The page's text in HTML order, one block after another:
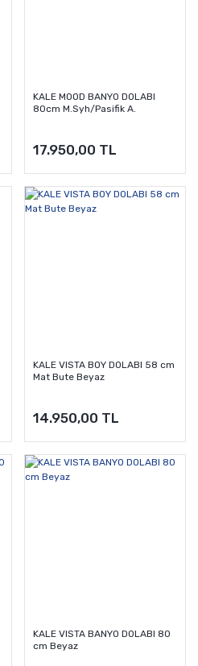
KALE MOOD BANYO DOLABI
80cm M.Syh/Pasifik A.
17.950,00 TL
KALE VISTA BOY DOLABI 58 cm
Mat Bute Beyaz
14.950,00 TL
KALE VISTA BANYO DOLABI 80
cm Beyaz